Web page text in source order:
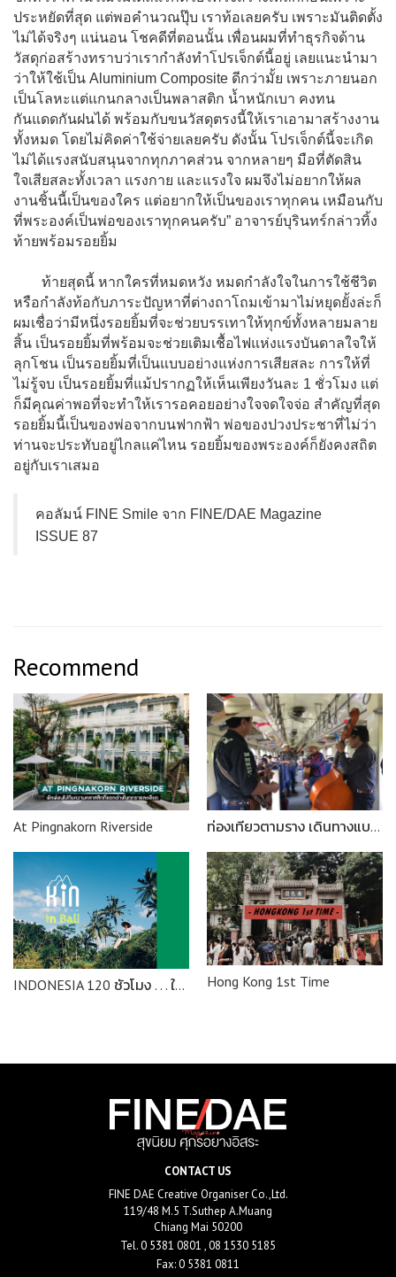
ประหยัดที่สุด แต่พอคำนวณปุ๊บ เราท้อเลยครับ เพราะมันติดตั้ง
ไม่ได้จริงๆ แน่นอน โชคดีที่ตอนนั้น เพื่อนผมที่ทำธุรกิจด้าน
วัสดุก่อสร้างทราบว่าเรากำลังทำโปรเจ็กต์นี้อยู่ เลยแนะนำมา
ว่าให้ใช้เป็น Aluminium Composite ดีกว่ามั้ย เพราะภายนอก
เป็นโลหะแต่แกนกลางเป็นพลาสติก น้ำหนักเบา คงทน
กันแดดกันฝนได้ พร้อมกับขนวัสดุตรงนี้ให้เราเอามาสร้างงาน
ทั้งหมด โดยไม่คิดค่าใช้จ่ายเลยครับ ดังนั้น โปรเจ็กต์นี้จะเกิด
ไม่ได้แรงสนับสนุนจากทุกภาคส่วน จากหลายๆ มือที่ตัดสิน
ใจเสียสละทั้งเวลา แรงกาย และแรงใจ ผมจึงไม่อยากให้ผล
งานชิ้นนี้เป็นของใคร แต่อยากให้เป็นของเราทุกคน เหมือนกับ
ที่พระองค์เป็นพ่อของเราทุกคนครับ” อาจารย์บุรินทร์กล่าวทิ้ง
ท้ายพร้อมรอยยิ้ม
ท้ายสุดนี้ หากใครที่หมดหวัง หมดกำลังใจในการใช้ชีวิต
หรือกำลังท้อกับภาระปัญหาที่ต่างถาโถมเข้ามาไม่หยุดยั้งล่ะก็
ผมเชื่อว่ามีหนึ่งรอยยิ้มที่จะช่วยบรรเทาให้ทุกข์ทั้งหลายมลาย
สิ้น เป็นรอยยิ้มที่พร้อมจะช่วยเติมเชื้อไฟแห่งแรงบันดาลใจให้
ลุกโชน เป็นรอยยิ้มที่เป็นแบบอย่างแห่งการเสียสละ การให้ที่
ไม่รู้จบ เป็นรอยยิ้มที่แม้ปรากฏให้เห็นเพียงวันละ 1 ชั่วโมง แต่
ก็มีคุณค่าพอที่จะทำให้เรารอคอยอย่างใจจดใจจ่อ สำคัญที่สุด
รอยยิ้มนี้เป็นของพ่อจากบนฟากฟ้า พ่อของปวงประชาที่ไม่ว่า
ท่านจะประทับอยู่ไกลแค่ไหน รอยยิ้มของพระองค์ก็ยังคงสถิต
อยู่กับเราเสมอ
คอลัมน์ FINE Smile จาก FINE/DAE Magazine
ISSUE 87
Recommend
At Pingnakorn Riverside ท่องเที่ยวตามราง เดินทางแบบสโลว์ไลฟ์
INDONESIA 120 ชั่วโมง . . . ใครไม่หลี บาหลี Hong Kong 1st Time
CONTACT US
FINE DAE Creative Organiser Co.,Ltd.
119/48 M.5 T.Suthep A.Muang
Chiang Mai 50200
Tel.0 5381 0801 , 08 1530 5185
Fax: 0 5381 0811